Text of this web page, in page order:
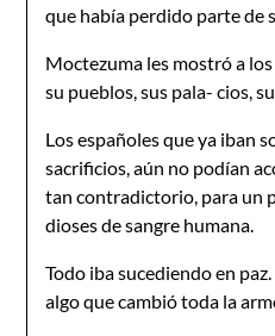
que había perdido parte de
Moctezuma les mostró a
su pueblos, sus pala- cios,
Los españoles que ya iban
sacrificios, aún no podían
tan contradictorio, para un
dioses de sangre humana.
Todo iba sucediendo en
algo que cambió toda la